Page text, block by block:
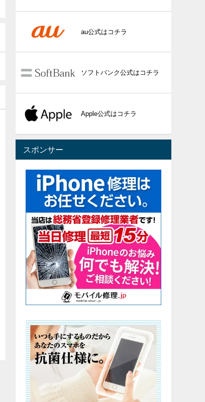
au公式はコチラ
ソフトバンク公式はコチラ
Apple公式はコチラ
スポンサー